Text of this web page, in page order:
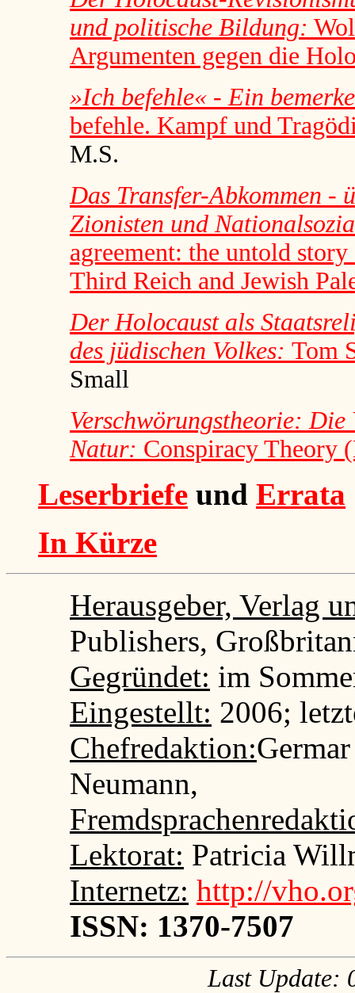
und politische Bildung:
Argumenten gegen die
»Ich befehle« - Ein
befehle. Kampf und
M.S.
Das Transfer-Abkommen -
Zionisten und
agreement: the untold
Third Reich and Jewish
Der Holocaust als
des jüdischen Volkes: Tom
Small
Verschwörungstheorie:
Natur: Conspiracy Theory
Leserbriefe und Errata
In Kürze
Herausgeber, Verlag
Publishers,
Gegründet: im
Eingestellt: 2006;
Chefredaktion:
Neumann,
Lektorat: Patricia
Internetz: http://
ISSN: 1370-7507
Last Update: